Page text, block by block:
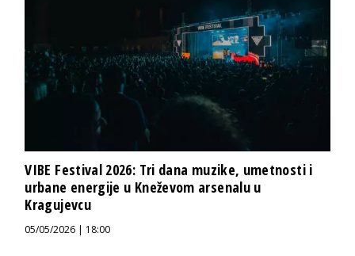
VIBE Festival 2026: Tri dana muzike, umetnosti i
urbane energije u Kneževom arsenalu u
Kragujevcu
05/05/2026 | 18:00